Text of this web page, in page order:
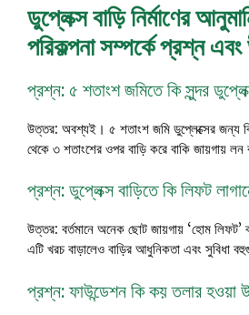
ডুপ্লেক্স বাড়ি নির্মাণের
পরিকল্পনা সম্পর্কে প্রশ্ন
প্রশ্ন: ৫ শতাংশ জমিতে কি সুন্দর
উত্তর: অবশ্যই। ৫ শতাংশ জমি ডুপ্লেক্সের জন্য
থেকে ৩ শতাংশের ওপর বাড়ি করে বাকি জায়গায় লন
প্রশ্ন: ডুপ্লেক্স বাড়িতে কি লিফট
উত্তর: বর্তমানে অনেক ছোট জায়গায় ‘হোম লিফট’
এটি খরচ বাড়ালেও বাড়ির আধুনিকতা এবং সুবিধা
প্রশ্ন: ফাউন্ডেশন কি কয় তলার হওয়া